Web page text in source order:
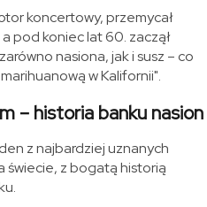
koncertowy, przemycał
pod koniec lat 60. zaczął
nasiona, jak i susz – co
w Kalifornii".
– historia banku nasion
z najbardziej uznanych
świecie, z bogatą historią